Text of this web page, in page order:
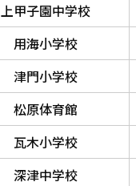
上甲子園中学校
用海小学校
津門小学校
松原体育館
瓦木小学校
深津中学校